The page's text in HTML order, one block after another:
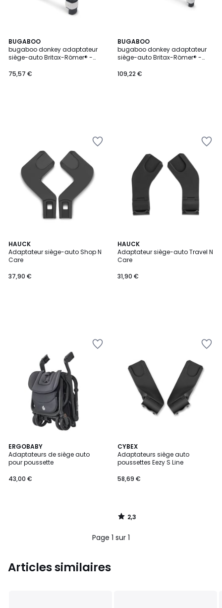
BUGABOO
bugaboo donkey adaptateur
siège-auto Britax-Römer® -
75,57 €
BUGABOO
bugaboo donkey adaptateur
siège-auto Britax-Römer® -
109,22 €
HAUCK
Adaptateur siège-auto Shop N
Care
37,90 €
HAUCK
Adaptateur siège-auto Travel N
Care
31,90 €
ERGOBABY
Adaptateurs de siège auto
pour poussette
43,00 €
CYBEX
Adaptateurs siège auto
poussettes Eezy S Line
58,69 €
2,3
/ 5
2,3
/
Page 1 sur 1
Articles similaires